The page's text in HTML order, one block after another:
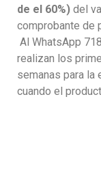
de el 60%) del
comprobante de
Al WhatsApp
realizan los
semanas para la
cuando el